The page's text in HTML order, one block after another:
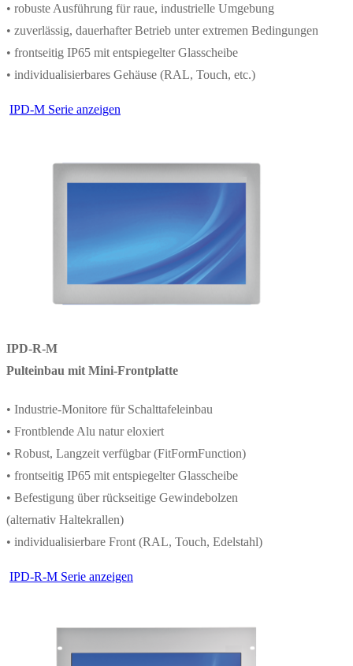
• robuste Ausführung für raue, industrielle Umgebung
• zuverlässig, dauerhafter Betrieb unter extremen Bedingungen
• frontseitig IP65 mit entspiegelter Glasscheibe
• individualisierbares Gehäuse (RAL, Touch, etc.)
IPD-M Serie anzeigen
IPD-R-M
Pulteinbau mit Mini-Frontplatte
• Industrie-Monitore für Schalttafeleinbau
• Frontblende Alu natur eloxiert
• Robust, Langzeit verfügbar (FitFormFunction)
• frontseitig IP65 mit entspiegelter Glasscheibe
• Befestigung über rückseitige Gewindebolzen
(alternativ Haltekrallen)
• individualisierbare Front (RAL, Touch, Edelstahl)
IPD-R-M Serie anzeigen